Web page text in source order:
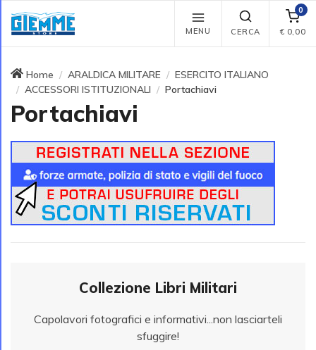
MENU CERCA
0
€ 0,00
Home ARALDICA MILITARE
ESERCITO ITALIANO
ACCESSORI ISTITUZIONALI
Portachiavi
Portachiavi
Collezione Libri Militari
Capolavori fotografici e informativi...non lasciarteli
sfuggire!